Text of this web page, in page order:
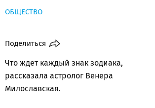
ОБЩЕСТВО
Поделиться
Что ждет каждый знак зодиака,
рассказала астролог Венера
Милославская.